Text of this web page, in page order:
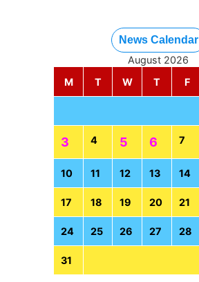
News Calendar
August 2026
M
T W T F
3 4 5 6 7
10 11 12 13 14
17 18 19 20 21
24 25 26 27 28
31